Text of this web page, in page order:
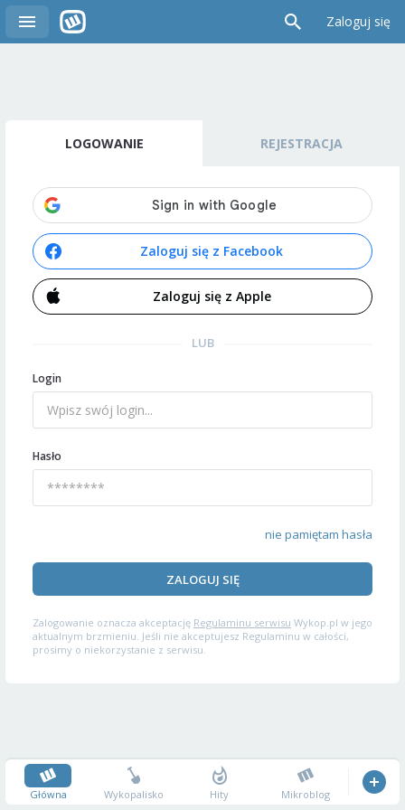
Zaloguj się
LOGOWANIE REJESTRACJA
Zaloguj się z Facebook
Zaloguj się z Apple
LUB
Login
Hasło
nie pamiętam hasła
ZALOGUJ SIĘ
Zalogowanie oznacza akceptację Regulaminu serwisu Wykop.pl w jego
aktualnym brzmieniu. Jeśli nie akceptujesz Regulaminu w całości,
prosimy o niekorzystanie z serwisu.
Główna Wykopalisko Hity Mikroblog